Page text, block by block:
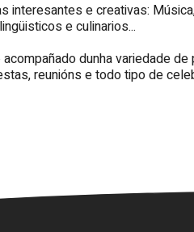
interesantes e creativas:
e culinarios...
dunha variedade
reunións e todo tipo de